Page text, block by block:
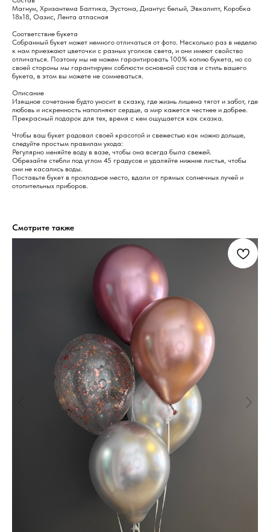
Магнум, Хризантема Балтика, Эустома, Диантус белый, Эвкалипт, Коробка
18х18, Оазис, Лента атласная
Соответствие букета
Собранный букет может немного отличаться от фото. Несколько раз в неделю
к нам приезжают цветочки с разных уголков света, и они имеют свойство
отличаться. Поэтому мы не можем гарантировать 100% копию букета, но со
своей стороны мы гарантируем соблюсти основной состав и стиль вашего
букета, в этом вы можете не сомневаться.
Описание
Изящное сочетание будто уносит в сказку, где жизнь лишена тягот и забот, где
любовь и искренность наполняют сердце, а мир кажется честнее и добрее.
Прекрасный подарок для тех, время с кем ощущается как сказка.
Чтобы ваш букет радовал своей красотой и свежестью как можно дольше,
следуйте простым правилам ухода:
Регулярно меняйте воду в вазе, чтобы она всегда была свежей.
Обрезайте стебли под углом 45 градусов и удаляйте нижние листья, чтобы
они не касались воды.
Поставьте букет в прохладное место, вдали от прямых солнечных лучей и
отопительных приборов.
Смотрите также